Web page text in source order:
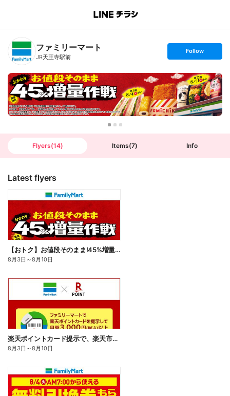
B
n
T
ファミリーマート
JR天王寺駅前
s
t
o
l
l
o
w
Follow
Flyers(14) Items(7) Info
Latest flyers
【おトク】お値段そのまま!45%増量作戦!
8月3日 ～8月10日
楽天ポイントカード提示で、楽天市場でのお買い物がおトクに!
8月3日 ～8月10日